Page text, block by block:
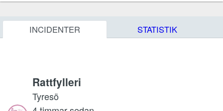
INCIDENTER STATISTIK
Rattfylleri
Tyresö